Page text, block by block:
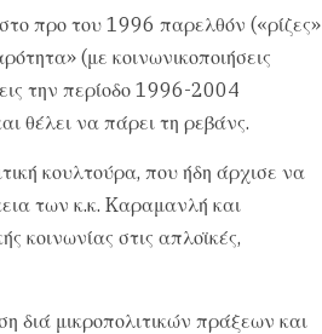
προ του 1996 παρελθόν («ρίζες»
(με κοινωνικοποιήσεις
την περίοδο 1996-2004
θέλει να πάρει τη ρεβάνς.
κουλτούρα, που ήδη άρχισε να
των κ.κ. Kαραμανλή και
κοινωνίας στις απλοϊκές,
διά μικροπολιτικών πράξεων και